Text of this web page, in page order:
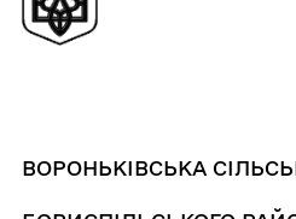
ВОРОНЬКІВСЬКА